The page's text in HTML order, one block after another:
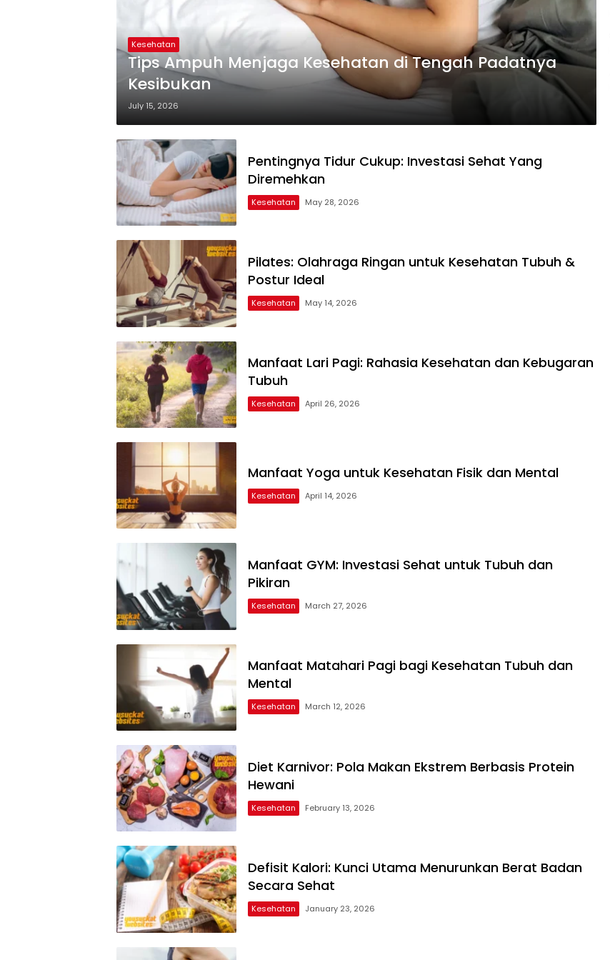
Kesehatan
Tips Ampuh Menjaga Kesehatan di Tengah Padatnya
Kesibukan
July 15, 2026
Pentingnya Tidur Cukup: Investasi Sehat Yang
Diremehkan
Kesehatan May 28, 2026
Pilates: Olahraga Ringan untuk Kesehatan Tubuh &
Postur Ideal
Kesehatan May 14, 2026
Manfaat Lari Pagi: Rahasia Kesehatan dan Kebugaran
Tubuh
Kesehatan April 26, 2026
Manfaat Yoga untuk Kesehatan Fisik dan Mental
Kesehatan April 14, 2026
Manfaat GYM: Investasi Sehat untuk Tubuh dan
Pikiran
Kesehatan March 27, 2026
Manfaat Matahari Pagi bagi Kesehatan Tubuh dan
Mental
Kesehatan March 12, 2026
Diet Karnivor: Pola Makan Ekstrem Berbasis Protein
Hewani
Kesehatan February 13, 2026
Defisit Kalori: Kunci Utama Menurunkan Berat Badan
Secara Sehat
Kesehatan January 23, 2026